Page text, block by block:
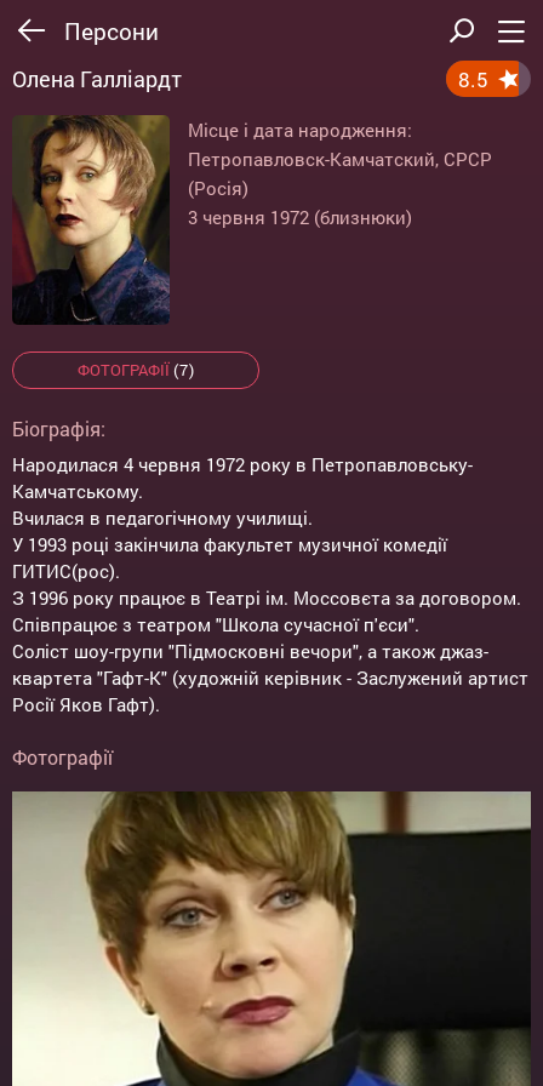
Персони
Олена Галліардт 8.5
Місце і дата народження:
Петропавловск-Камчатский, СРСР
(Росія)
3 червня 1972 (близнюки)
ФОТОГРАФІЇ(7)
Біографія:
Народилася 4 червня 1972 року в Петропавловську-
Камчатському.
Вчилася в педагогічному училищі.
У 1993 році закінчила факультет музичної комедії
ГИТИС(рос).
З 1996 року працює в Театрі ім. Моссовєта за договором.
Співпрацює з театром "Школа сучасної п'єси".
Соліст шоу-групи "Підмосковні вечори", а також джаз-
квартета "Гафт-К" (художній керівник - Заслужений артист
Росії Яков Гафт).
Фотографії